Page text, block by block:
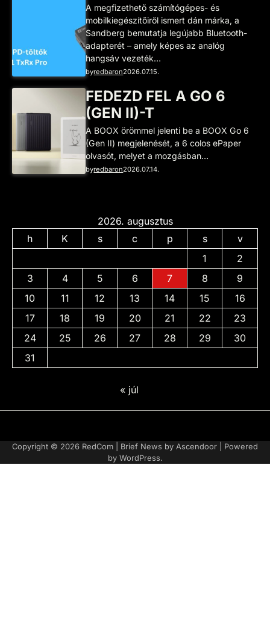
A megfizethető számítógépes- és
mobilkiegészítőiről ismert dán márka, a
Sandberg bemutatja legújabb Bluetooth-
adapterét – amely képes az analóg
hangsáv vezeték…
byredbaron2026.07.15.
FEDEZD FEL A GO 6
(GEN II)-T
A BOOX örömmel jelenti be a BOOX Go 6
(Gen II) megjelenését, a 6 colos ePaper
olvasót, melyet a mozgásban…
byredbaron2026.07.14.
2026. augusztus
h
K s c p s
v
1
2
3
4 5 6 7 8
9
10
11 12 13 14 15
16
17
18 19 20 21 22
23
24
25 26 27 28 29
30
31
« júl
irányelvek
Copyright © 2026 RedCom | Brief News by Ascendoor | Powered
by WordPress.